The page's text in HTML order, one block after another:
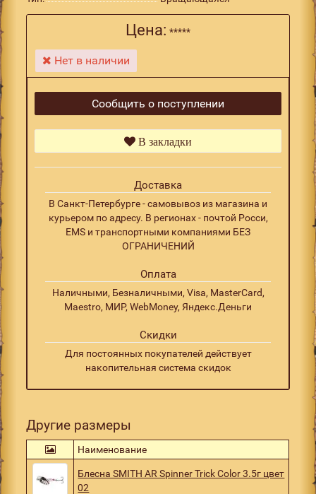
Цена: *****
Нет в наличии
Сообщить о поступлении
В закладки
Доставка
В Санкт-Петербурге - самовывоз из магазина и
курьером по адресу. В регионах - почтой Росси,
EMS и транспортными компаниями БЕЗ
ОГРАНИЧЕНИЙ
Оплата
Наличными, Безналичными, Visa, MasterCard,
Maestro, МИР, WebMoney, Яндекс.Деньги
Скидки
Для постоянных покупателей действует
накопительная система скидок
Другие размеры
Наименование
Блесна SMITH AR Spinner Trick Color 3.5г цвет
02